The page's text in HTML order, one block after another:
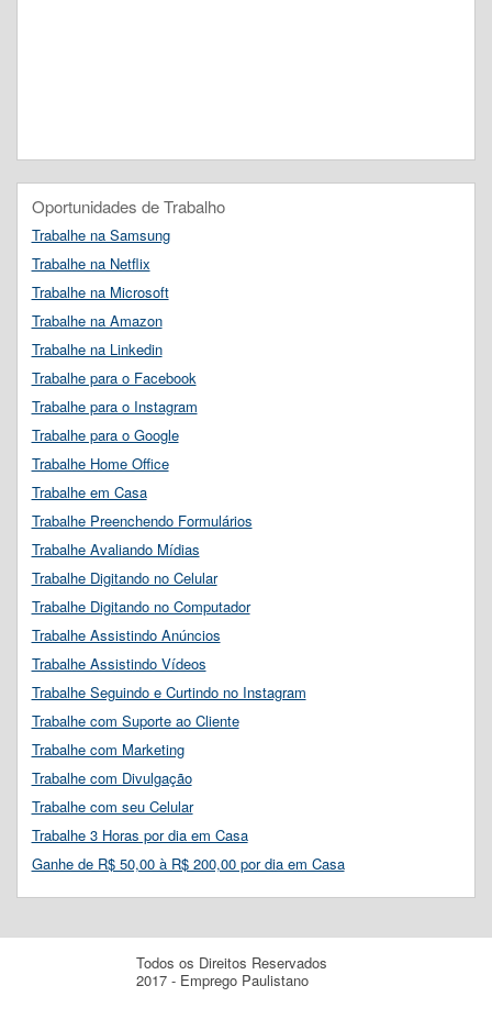
Oportunidades de Trabalho
Trabalhe na Samsung
Trabalhe na Netflix
Trabalhe na Microsoft
Trabalhe na Amazon
Trabalhe na Linkedin
Trabalhe para o Facebook
Trabalhe para o Instagram
Trabalhe para o Google
Trabalhe Home Office
Trabalhe em Casa
Trabalhe Preenchendo Formulários
Trabalhe Avaliando Mídias
Trabalhe Digitando no Celular
Trabalhe Digitando no Computador
Trabalhe Assistindo Anúncios
Trabalhe Assistindo Vídeos
Trabalhe Seguindo e Curtindo no Instagram
Trabalhe com Suporte ao Cliente
Trabalhe com Marketing
Trabalhe com Divulgação
Trabalhe com seu Celular
Trabalhe 3 Horas por dia em Casa
Ganhe de R$ 50,00 à R$ 200,00 por dia em Casa
Todos os Direitos Reservados
2017 - Emprego Paulistano